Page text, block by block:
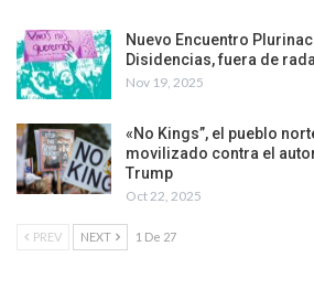
Nuevo Encuentro
Disidencias, fuera de
Nov 19, 2025
«No Kings”, el pueblo
movilizado contra el
Trump
Oct 22, 2025
PREV NEXT 1 De 27